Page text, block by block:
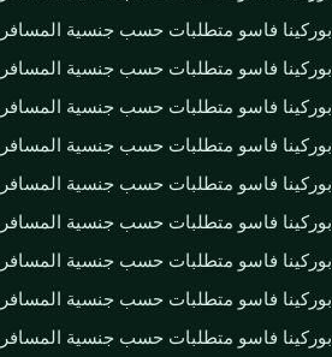
بوركينا فاسو متطلبات حسب جنسية المسافر
بوركينا فاسو متطلبات حسب جنسية المسافر
بوركينا فاسو متطلبات حسب جنسية المسافر
بوركينا فاسو متطلبات حسب جنسية المسافر
بوركينا فاسو متطلبات حسب جنسية المسافر
بوركينا فاسو متطلبات حسب جنسية المسافر
بوركينا فاسو متطلبات حسب جنسية المسافر
بوركينا فاسو متطلبات حسب جنسية المسافر
بوركينا فاسو متطلبات حسب جنسية المسافر